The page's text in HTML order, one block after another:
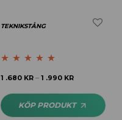
TEKNIKSTÅNG
Betygsatt
5.00
1 .680 KR – 1 .990 KR
KÖP PRODUKT